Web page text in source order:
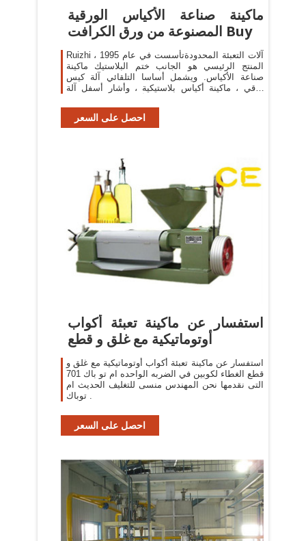
ماكينة صناعة الأكياس الورقية
المصنوعة من ورق الكرافت Buy
Ruizhi آلات التعبئة المحدودةتأسست في عام 1995 ،
المنتج الرئيسي هو الجانب ختم البلاستيك ماكينة
صناعة الأكياس. ويشمل أساسا التلقائي آلة كيس
ورقي ، ماكينة أكياس بلاستيكية ، وأشار أسفل آلة
احصل على السعر
استفسار عن ماكينة تعبئة أكواب
أوتوماتيكية مع غلق و قطع
استفسار عن ماكينة تعبئة أكواب أوتوماتيكية مع غلق و
قطع الغطاء لكوبين في الضربه الواحده ام تو باك 701
التى نقدمها نحن المهندس منسى للتغليف الحديث ام
توباك .
احصل على السعر